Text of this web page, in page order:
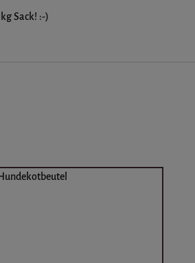
Sack! :-)